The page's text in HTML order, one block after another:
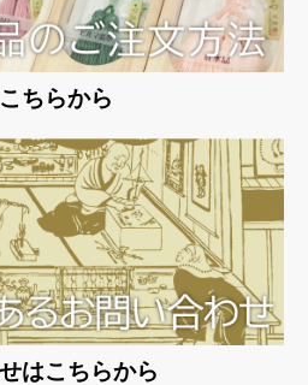
ちらから
はこちらから